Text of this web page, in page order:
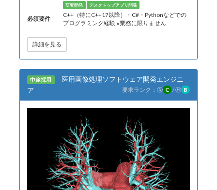
研究開発
デスクトップアプリ開発
必須要件
C++（特にC++17以降）・C#・Pythonなどでの
プログラミング経験 ※業務に限りません
詳細を見る
中途採用
医用画像処理ソフトウェア開発エンジニ
ア
要求ランク： Ⓐ C /Ⓗ B